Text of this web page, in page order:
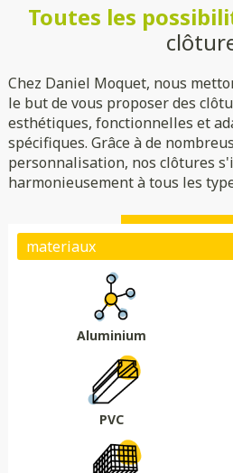
Toutes les
Chez Daniel Moquet, nous
le but de vous proposer des
esthétiques, fonctionnelles et
spécifiques. Grâce à de
personnalisation, nos clôtures
harmonieusement à tous les
Aluminium
PVC
Plein
Essences de bois
DMC 301
DMC 304
Barrière acoustique